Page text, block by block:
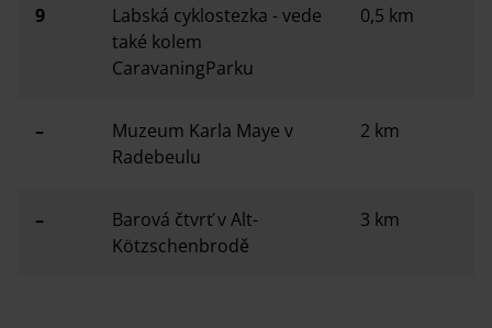
9
Labská cyklostezka - vede
také kolem
CaravaningParku
0,5 km
–
Muzeum Karla Maye v
Radebeulu
2 km
–
Barová čtvrť v Alt-
Kötzschenbrodě
3 km